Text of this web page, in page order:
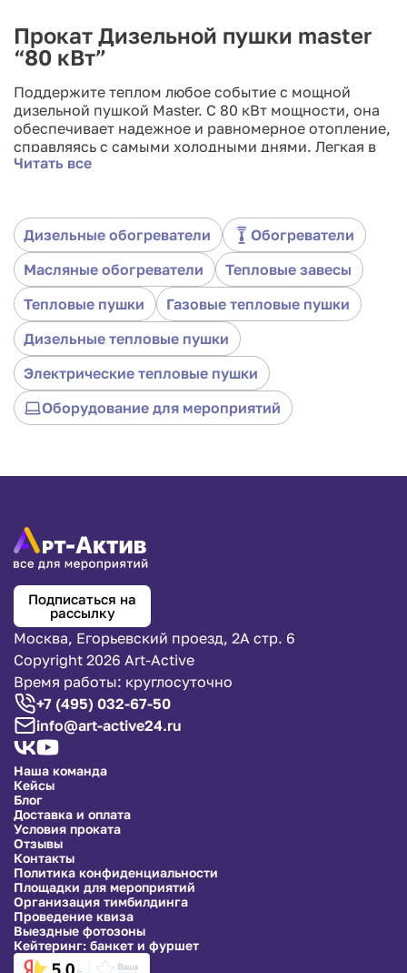
Прокат Дизельной пушки master
“80 кВт”
Поддержите теплом любое событие с мощной
дизельной пушкой Master. С 80 кВт мощности, она
обеспечивает надежное и равномерное отопление,
справляясь с самыми холодными днями. Легкая в
управлении, она идеально подходит для различных
событие останется комфортным и незабываемым.
Читать все
Дизельные обогреватели
Обогреватели
Масляные обогреватели
Тепловые завесы
Тепловые пушки
Газовые тепловые пушки
Дизельные тепловые пушки
Электрические тепловые пушки
Оборудование для мероприятий
Подписаться на
рассылку
Москва, Егорьевский проезд, 2А стр. 6
Copyright 2026 Art-Active
Время работы: круглосуточно
+7 (495) 032-67-50
info@art-active24.ru
Наша команда
Кейсы
Блог
Доставка и оплата
Условия проката
Отзывы
Контакты
Политика конфиденциальности
Площадки для мероприятий
Организация тимбилдинга
Проведение квиза
Выездные фотозоны
Кейтеринг: банкет и фуршет